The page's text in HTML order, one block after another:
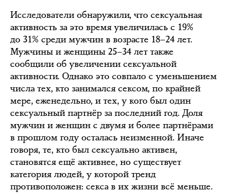
Исследователи обнаружили, что сексуальная
активность за это время увеличилась с 19%
до 31% среди мужчин в возрасте 18–24 лет.
Мужчины и женщины 25–34 лет также
сообщили об увеличении сексуальной
активности. Однако это совпало с уменьшением
числа тех, кто занимался сексом, по крайней
мере, еженедельно, и тех, у кого был один
сексуальный партнёр за последний год. Доля
мужчин и женщин с двумя и более партнёрами
в прошлом году осталась неизменной. Иначе
говоря, те, кто был сексуально активен,
становятся ещё активнее, но существует
категория людей, у которой тренд
противоположен: секса в их жизни всё меньше.